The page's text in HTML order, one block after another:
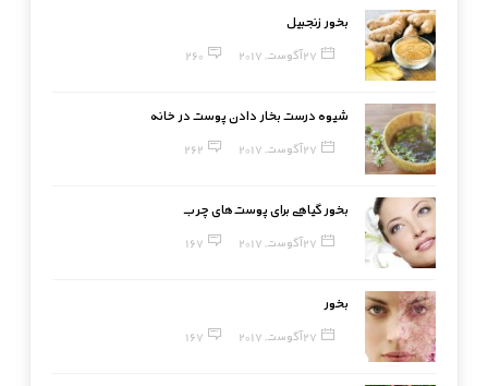
بخور زنجبیل
27 آگوست, 2017 260
شیوه درست بخار دادن پوست در خانه
27 آگوست, 2017 262
بخور گیاهی برای پوست‌های چرب
27 آگوست, 2017 167
بخور
27 آگوست, 2017 167